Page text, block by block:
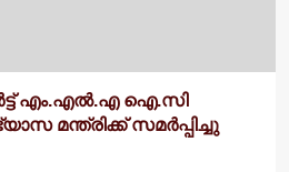
എം.എൽ.എ ഐ.സി
മന്ത്രിക്ക് സമർപ്പിച്ചു